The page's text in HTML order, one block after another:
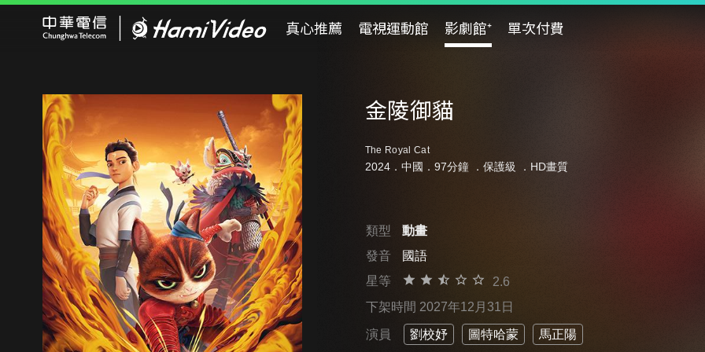
真心推薦 電視運動館 影劇館⁺ 單次付費
金陵御貓
The Royal Cat
2024．中國．97分鐘 ． 保護級 ．HD畫質
類型
動畫
發音
國語
星等
2.6
下架時間 2027年12月31日
演員 劉校妤 圖特哈蒙 馬正陽